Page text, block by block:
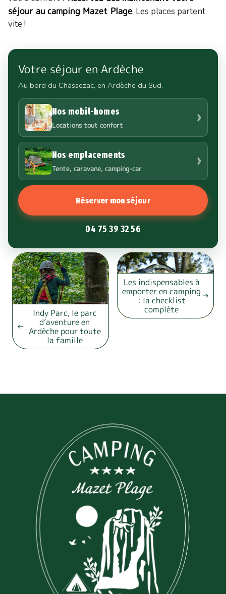
séjour au camping Mazet Plage. Les places partent
vite !
Votre séjour en Ardèche
Au bord du Chassezac, en Ardèche du Sud.
Nos mobil-homes
Locations tout confort ›
Nos emplacements
Tente, caravane, camping-car ›
Réserver mon séjour
04 75 39 32 56
Indy Parc, le parc
d’aventure en
Ardèche pour toute
la famille
Les indispensables à
emporter en camping
: la checklist
complète